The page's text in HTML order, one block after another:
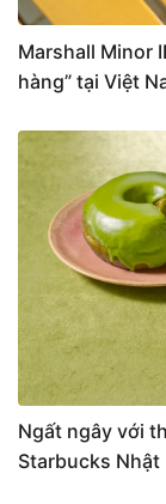
Marshall Minor
hàng” tại Việt
Ngất ngây với
Starbucks Nhật